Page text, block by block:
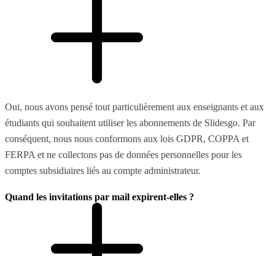
Oui, nous avons pensé tout particulièrement aux enseignants et aux
étudiants qui souhaitent utiliser les abonnements de Slidesgo. Par
conséquent, nous nous conformons aux lois GDPR, COPPA et
FERPA et ne collectons pas de données personnelles pour les
comptes subsidiaires liés au compte administrateur.
Quand les invitations par mail expirent-elles ?